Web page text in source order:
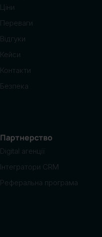
Ціни
Переваги
Відгуки
Кейси
Контакти
Безпека
Партнерство
Digital агенції
Інтегратори CRM
Реферальна програма